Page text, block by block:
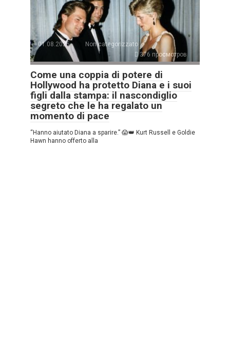
01.08.2025
Non categorizzato
376 просмотров
Come una coppia di potere di
Hollywood ha protetto Diana e i suoi
figli dalla stampa: il nascondiglio
segreto che le ha regalato un
momento di pace
“Hanno aiutato Diana a sparire.” 😱👑 Kurt Russell e Goldie
Hawn hanno offerto alla